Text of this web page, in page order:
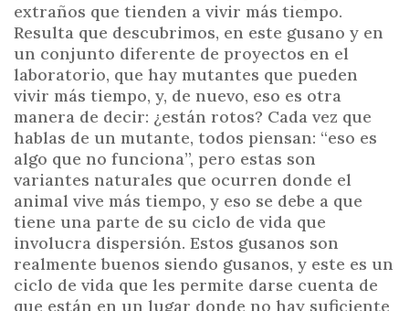
extraños que tienden a vivir más tiempo.
Resulta que descubrimos, en este gusano y en
un conjunto diferente de proyectos en el
laboratorio, que hay mutantes que pueden
vivir más tiempo, y, de nuevo, eso es otra
manera de decir: ¿están rotos? Cada vez que
hablas de un mutante, todos piensan: “eso es
algo que no funciona”, pero estas son
variantes naturales que ocurren donde el
animal vive más tiempo, y eso se debe a que
tiene una parte de su ciclo de vida que
involucra dispersión. Estos gusanos son
realmente buenos siendo gusanos, y este es un
ciclo de vida que les permite darse cuenta de
que están en un lugar donde no hay suficiente